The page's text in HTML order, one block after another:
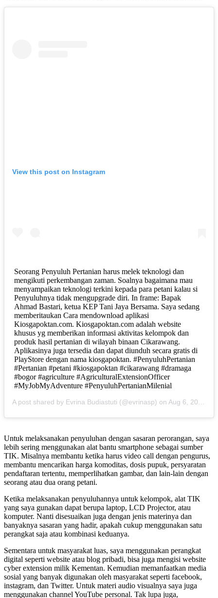
View this post on Instagram
Seorang Penyuluh Pertanian harus melek teknologi dan
mengikuti perkembangan zaman. Soalnya bagaimana mau
menyampaikan teknologi terkini kepada para petani kalau si
Penyuluhnya tidak mengupgrade diri. In frame: Bapak
Ahmad Bastari, ketua KEP Tani Jaya Bersama. Saya sedang
memberitaukan Cara mendownload aplikasi
Kiosgapoktan.com. Kiosgapoktan.com adalah website
khusus yg memberikan informasi aktivitas kelompok dan
produk hasil pertanian di wilayah binaan Cikarawang.
Aplikasinya juga tersedia dan dapat diunduh secara gratis di
PlayStore dengan nama kiosgapoktan. #PenyuluhPertanian
#Pertanian #petani #kiosgapoktan #cikarawang #dramaga
#bogor #agriculture #AgriculturalExtensionOfficer
#MyJobMyAdventure #PenyuluhPertanianMilenial
A post shared by Evrina Budiastuti (@evrinasp) on Aug 6, 2019 at 1:47am PDT
Untuk melaksanakan penyuluhan dengan sasaran perorangan, saya
lebih sering menggunakan alat bantu smartphone sebagai sumber
TIK. Misalnya membantu ketika harus video call dengan pengurus,
membantu mencarikan harga komoditas, dosis pupuk, persyaratan
pendaftaran tertentu, memperlihatkan gambar, dan lain-lain dengan
seorang atau dua orang petani.
Ketika melaksanakan penyuluhannya untuk kelompok, alat TIK
yang saya gunakan dapat berupa laptop, LCD Projector, atau
komputer. Nanti disesuaikan juga dengan jenis materinya dan
banyaknya sasaran yang hadir, apakah cukup menggunakan satu
perangkat saja atau kombinasi keduanya.
Sementara untuk masyarakat luas, saya menggunakan perangkat
digital seperti website atau blog pribadi, bisa juga mengisi website
cyber extension milik Kementan. Kemudian memanfaatkan media
sosial yang banyak digunakan oleh masyarakat seperti facebook,
instagram, dan Twitter. Untuk materi audio visualnya saya juga
menggunakan channel YouTube personal. Tak lupa juga,